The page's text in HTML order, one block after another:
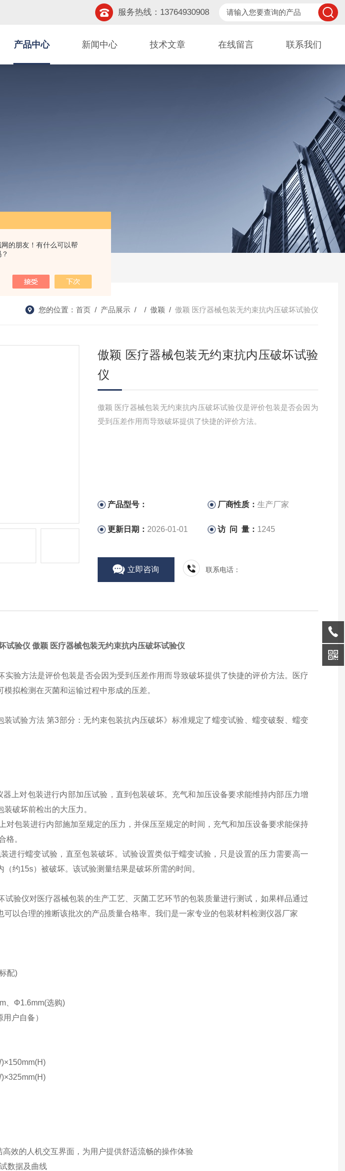
的朋友！有什么可以帮
服务热线：13764930908
产品中心 新闻中心 技术文章 在线留言 联系我们
您的位置： 首页 / 产品展示 / / 傲颖 / 傲颖 医疗器械包装无约束抗内压破坏试验仪
傲颖 医疗器械包装无约束抗内压破坏试验
仪
傲颖 医疗器械包装无约束抗内压破坏试验仪是评价包装是否会因为
受到压差作用而导致破坏提供了快捷的评价方法。
产品型号： 厂商性质：生产厂家
更新日期： 2026-01-01 访 问 量： 1245
立即咨询 联系电话：
试验仪 傲颖 医疗器械包装无约束抗内压破坏试验仪
实验方法是评价包装是否会因为受到压差作用而导致破坏提供了快捷的评价方法。医疗
拟检测在灭菌和运输过程中形成的压差。
装试验方法 第3部分：无约束包装抗内压破坏》标准规定了蠕变试验、蠕变破裂、蠕变
器上对包装进行内部加压试验，直到包装破坏。充气和加压设备要求能维持内部压力增
破坏前检出的大压力。
对包装进行内部施加至规定的压力，并保压至规定的时间，充气和加压设备要求能保持
格。
装进行蠕变试验，直至包装破坏。试验设置类似于蠕变试验，只是设置的压力需要高一
（约15s）被破坏。该试验测量结果是破坏所需的时间。
试验仪对医疗器械包装的生产工艺、灭菌工艺环节的包装质量进行测试，如果样品通过
可以合理的推断该批次的产品质量合格率。我们是一家专业的包装材料检测仪器厂家
配)
Φ1.6mm(选购)
用户自备）
效的人机交互界面，为用户提供舒适流畅的操作体验
数据及曲线